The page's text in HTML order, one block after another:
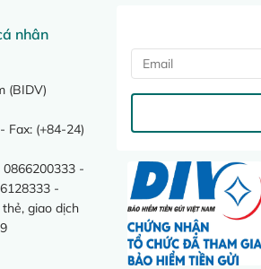
nhân
(BIDV)
Fax: (+84-24)
-
-
giao dịch